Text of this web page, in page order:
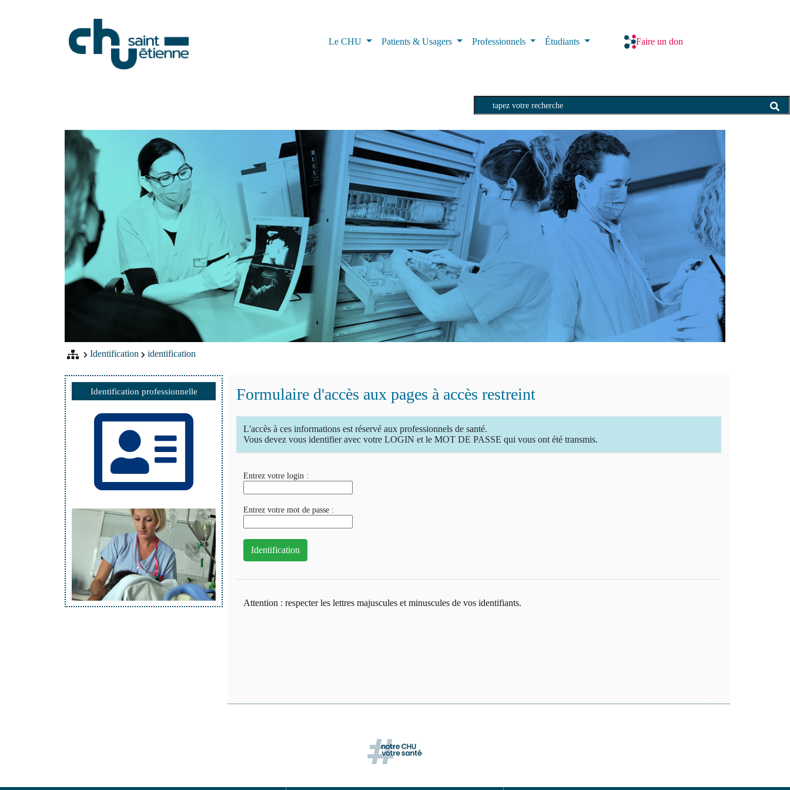
Le CHU Patients & Usagers Professionnels Étudiants Faire un don
Identification identification
Identification professionnelle Formulaire d'accès aux pages à accès restreint
L'accès à ces informations est réservé aux professionnels de santé.
Vous devez vous identifier avec votre LOGIN et le MOT DE PASSE qui vous ont été transmis.
Entrez votre login :
Entrez votre mot de passe :
Attention : respecter les lettres majuscules et minuscules de vos identifiants.